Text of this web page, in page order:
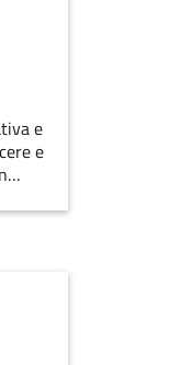
e
e